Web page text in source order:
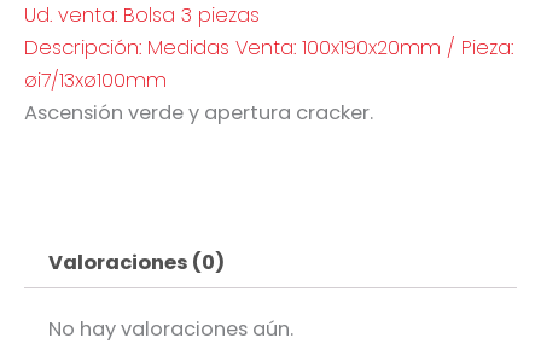
Ud. venta: Bolsa 3 piezas
Descripción: Medidas Venta: 100x190x20mm / Pieza:
øi7/13xø100mm
Ascensión verde y apertura cracker.
Valoraciones (0)
No hay valoraciones aún.